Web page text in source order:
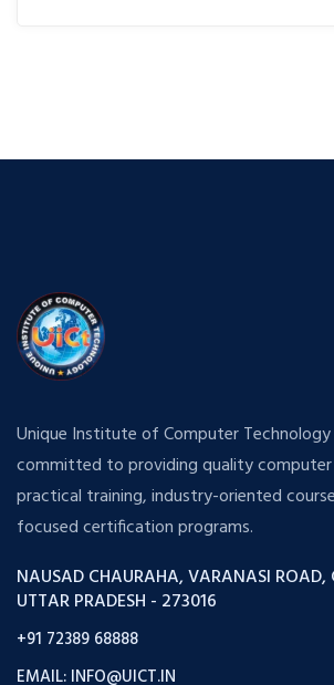
Unique Institute of Computer Technology
committed to providing quality
practical training, industry-oriented
focused certification programs.
NAUSAD CHAURAHA, VARANASI ROAD,
UTTAR PRADESH - 273016
+91 72389 68888
EMAIL: INFO@UICT.IN